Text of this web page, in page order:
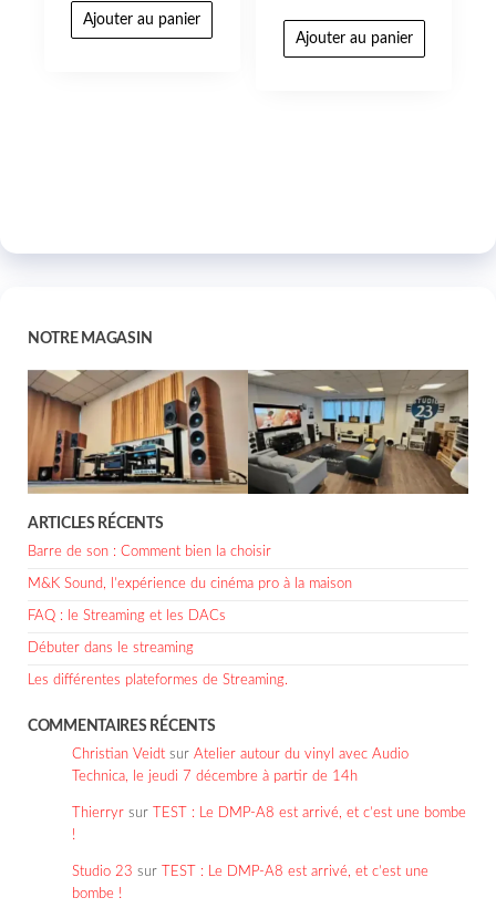
Ajouter au panier
Ajouter au panier
NOTRE MAGASIN
ARTICLES RÉCENTS
Barre de son : Comment bien la choisir
M&K Sound, l’expérience du cinéma pro à la maison
FAQ : le Streaming et les DACs
Débuter dans le streaming
Les différentes plateformes de Streaming.
COMMENTAIRES RÉCENTS
Christian Veidt sur Atelier autour du vinyl avec Audio
Technica, le jeudi 7 décembre à partir de 14h
Thierryr sur
TEST : Le DMP-A8 est arrivé, et c’est une bombe
!
Studio 23 sur
TEST : Le DMP-A8 est arrivé, et c’est une
bombe !